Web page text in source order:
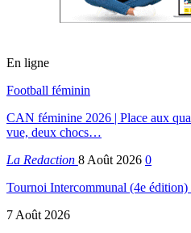
En ligne
Football féminin
CAN féminine 2026 | Place aux
vue, deux chocs…
La Redaction 8 Août 2026 0
Tournoi Intercommunal (4e
7 Août 2026